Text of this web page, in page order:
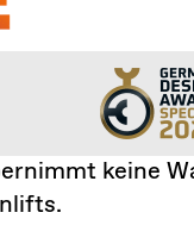
keine